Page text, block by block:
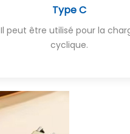
Type C
Il peut être utilisé pour la
cyclique.